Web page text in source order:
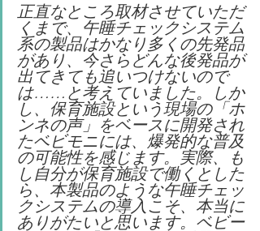
正直なところ取材させていただ
くまで、午睡チェックシステム
系の製品はかなり多くの先発品
があり、今さらどんな後発品が
出てきても追いつけないので
は……と考えていました。しか
し、保育施設という現場の「ホ
ンネの声」をベースに開発され
たベビモニには、爆発的な普及
の可能性を感じます。実際、も
し自分が保育施設で働くとした
ら、本製品のような午睡チェッ
クシステムの導入こそ、本当に
ありがたいと思います。ベビー